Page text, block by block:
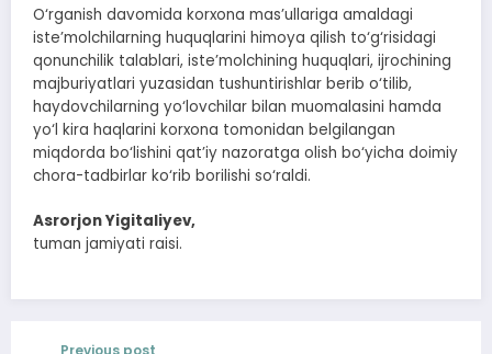
O‘rganish davomida korxona mas’ullariga amaldagi
iste’molchilarning huquqlarini himoya qilish to‘g‘risidagi
qonunchilik talablari, iste’molchining huquqlari, ijrochining
majburiyatlari yuzasidan tushuntirishlar berib o‘tilib,
haydovchilarning yo‘lovchilar bilan muomalasini hamda
yo‘l kira haqlarini korxona tomonidan belgilangan
miqdorda bo‘lishini qat’iy nazoratga olish bo‘yicha doimiy
chora-tadbirlar ko‘rib borilishi so‘raldi.
Asrorjon Yigitaliyev,
tuman jamiyati raisi.
Previous post